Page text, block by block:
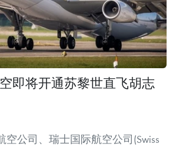
即将开通苏黎世直飞胡志
空公司、瑞士国际航空公司(Swiss